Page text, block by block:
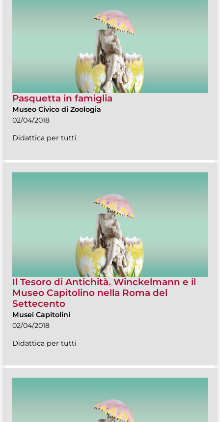
Pasquetta in famiglia
Museo Civico di Zoologia
02/04/2018
Didattica per tutti
Il Tesoro di Antichità. Winckelmann e il
Museo Capitolino nella Roma del
Settecento
Musei Capitolini
02/04/2018
Didattica per tutti